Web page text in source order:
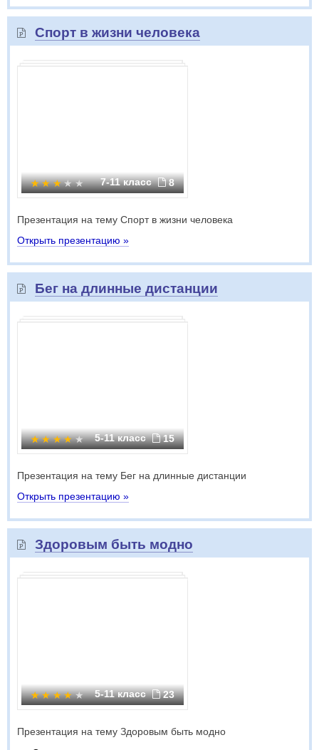
Спорт в жизни человека
7-11 класс 8
Презентация на тему Спорт в жизни человека
Открыть презентацию »
Бег на длинные дистанции
5-11 класс 15
Презентация на тему Бег на длинные дистанции
Открыть презентацию »
Здоровым быть модно
5-11 класс 23
Презентация на тему Здоровым быть модно